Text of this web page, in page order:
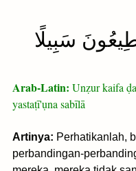
سَبِيلًا
Arab-Latin: Unẓur kaifa
yastaṭī'ụna sabīlā
Artinya: Perhatikanlah,
perbandingan-